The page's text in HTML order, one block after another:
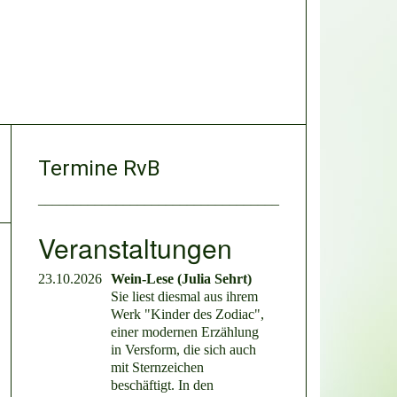
Termine RvB
Veranstaltungen
23.10.2026 Wein-Lese (Julia Sehrt)
Sie liest diesmal aus ihrem
Werk "Kinder des Zodiac",
einer modernen Erzählung
in Versform, die sich auch
mit Sternzeichen
beschäftigt. In den